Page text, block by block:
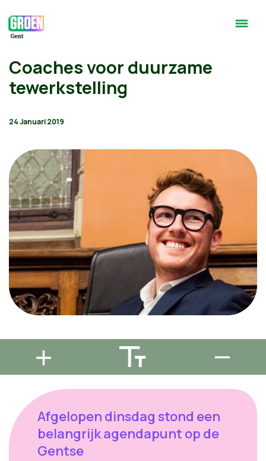
Coaches voor duurzame
tewerkstelling
24 Januari 2019
Afgelopen dinsdag stond een
belangrijk agendapunt op de
Gentse